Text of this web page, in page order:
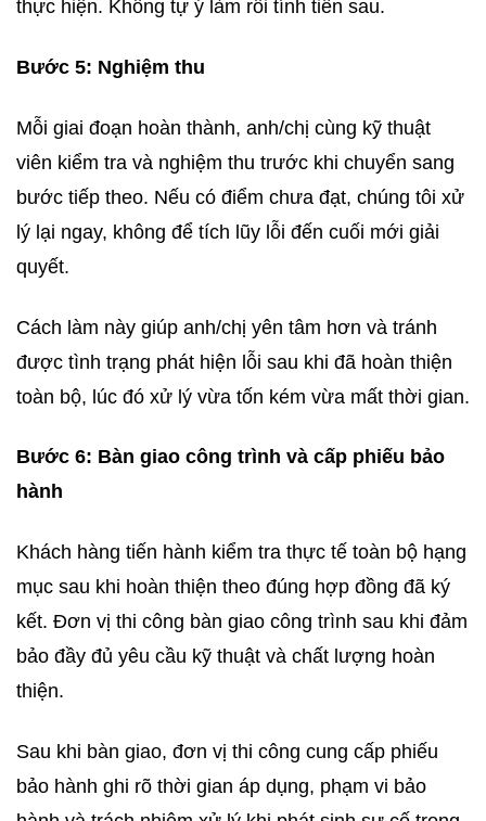
thực hiện. Không tự ý làm rồi tính tiền sau.
Bước 5: Nghiệm thu
Mỗi giai đoạn hoàn thành, anh/chị cùng kỹ thuật
viên kiểm tra và nghiệm thu trước khi chuyển sang
bước tiếp theo. Nếu có điểm chưa đạt, chúng tôi xử
lý lại ngay, không để tích lũy lỗi đến cuối mới giải
quyết.
Cách làm này giúp anh/chị yên tâm hơn và tránh
được tình trạng phát hiện lỗi sau khi đã hoàn thiện
toàn bộ, lúc đó xử lý vừa tốn kém vừa mất thời gian.
Bước 6: Bàn giao công trình và cấp phiếu bảo
hành
Khách hàng tiến hành kiểm tra thực tế toàn bộ hạng
mục sau khi hoàn thiện theo đúng hợp đồng đã ký
kết. Đơn vị thi công bàn giao công trình sau khi đảm
bảo đầy đủ yêu cầu kỹ thuật và chất lượng hoàn
thiện.
Sau khi bàn giao, đơn vị thi công cung cấp phiếu
bảo hành ghi rõ thời gian áp dụng, phạm vi bảo